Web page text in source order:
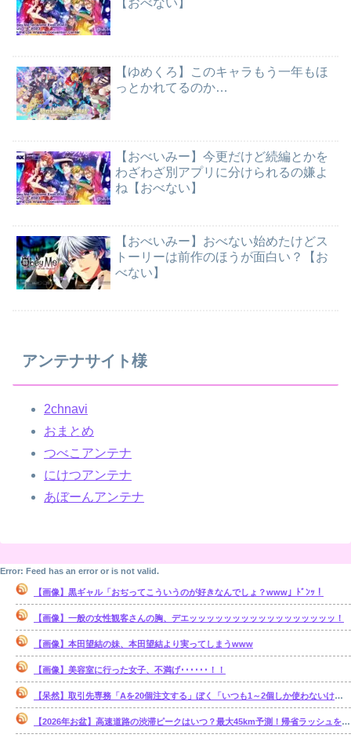
【おべない】
【ゆめくろ】このキャラもう一年もほ
っとかれてるのか…
【おべいみー】今更だけど続編とかを
わざわざ別アプリに分けられるの嫌よ
ね【おべない】
【おべいみー】おべない始めたけどス
トーリーは前作のほうが面白い？【お
べない】
アンテナサイト様
2chnavi
おまとめ
つべこアンテナ
にけつアンテナ
あぼーんアンテナ
Error: Feed has an error or is not valid.
【画像】黒ギャル「おぢってこういうのが好きなんでしょ？www」ﾄﾞﾝｯ！
【画像】一般の女性観客さんの胸、デエッッッッッッッッッッッッッッッッッ！
【画像】本田望結の妹、本田望結より実ってしまうwww
【画像】美容室に行った女子、不満げ･･････！！
【呆然】取引先専務「Aを20個注文する」ぼく「いつも1～2個しか使わないけど本当に20であってる？」取専「あってる」⇒結果！
【2026年お盆】高速道路の渋滞ピークはいつ？最大45km予測！帰省ラッシュを避ける狙い目を解説